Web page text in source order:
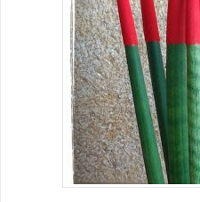
πολλαπλές
παραλλαγές.
επιλογές
μπορούν
επιλεγούν
σελίδα